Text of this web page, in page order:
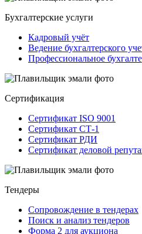
Бухгалтерские услуги
Кадровый учёт
Ведение бухгалтерского
Профессиональное
Сертификация
Сертификат ISO 9001
Сертификат СТ-1
Сертификат РДИ
Сертификат деловой
Тендеры
Сопровождение в тендерах
Поиск и анализ тендеров
Форма 2 для аукциона